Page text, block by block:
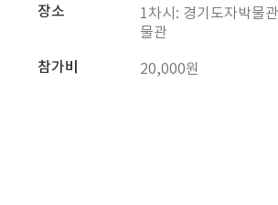
장소
1차시: 경기도자박물
물관
참가비 20,000원